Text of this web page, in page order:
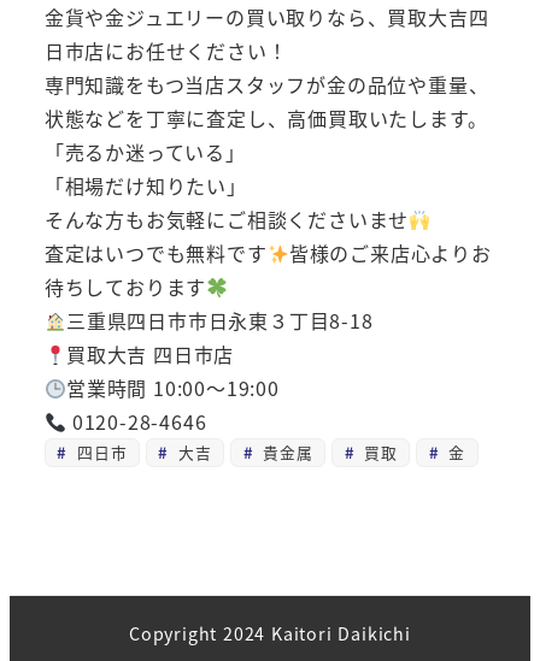
金貨や金ジュエリーの買い取りなら、買取大吉四
日市店にお任せください！
専門知識をもつ当店スタッフが金の品位や重量、
状態などを丁寧に査定し、高価買取いたします。
「売るか迷っている」
「相場だけ知りたい」
そんな方もお気軽にご相談くださいませ
査定はいつでも無料です
皆様のご来店心よりお
待ちしております
三重県四日市市日永東３丁目8-18
買取大吉 四日市店
営業時間 10:00～19:00
0120-28-4646
四日市 大吉 貴金属 買取 金
Copyright 2024 Kaitori Daikichi